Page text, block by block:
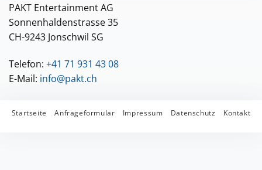
PAKT Entertainment AG
Sonnenhaldenstrasse 35
CH-9243 Jonschwil SG
Telefon: +41 71 931 43 08
E-Mail: info@pakt.ch
Startseite Anfrageformular Impressum Datenschutz Kontakt